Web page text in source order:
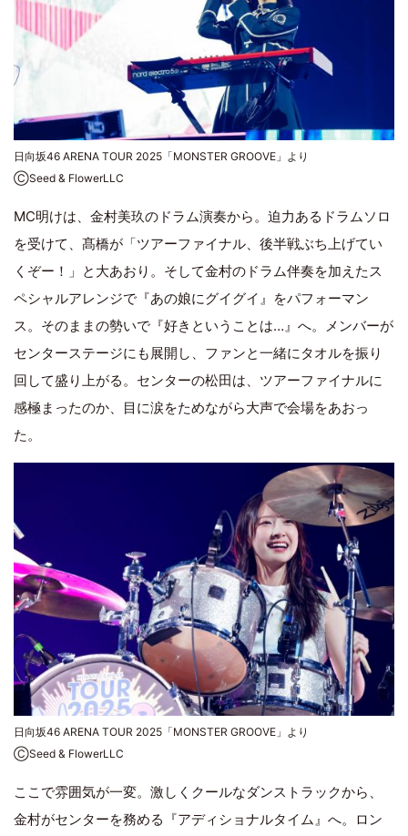
日向坂46 ARENA TOUR 2025「MONSTER GROOVE」より
ⒸSeed & FlowerLLC
MC明けは、金村美玖のドラム演奏から。迫力あるドラムソロ
を受けて、髙橋が「ツアーファイナル、後半戦ぶち上げてい
くぞー！」と大あおり。そして金村のドラム伴奏を加えたス
ペシャルアレンジで『あの娘にグイグイ』をパフォーマン
ス。そのままの勢いで『好きということは…』へ。メンバーが
センターステージにも展開し、ファンと一緒にタオルを振り
回して盛り上がる。センターの松田は、ツアーファイナルに
感極まったのか、目に涙をためながら大声で会場をあおっ
た。
日向坂46 ARENA TOUR 2025「MONSTER GROOVE」より
ⒸSeed & FlowerLLC
ここで雰囲気が一変。激しくクールなダンストラックから、
金村がセンターを務める『アディショナルタイム』へ。ロン